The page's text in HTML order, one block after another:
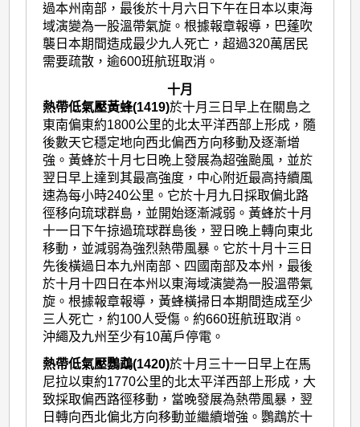
過本州南部，最後於十月六日下午在日本以東海
域演變為一股溫帶氣旋。根據報章報導，巴蓬吹
襲日本期間造成最少九人死亡，超過320萬居民
需要疏散，逾600班航班取消。
十月
熱帶低氣壓黃蜂(1419)於十月三日早上在關島之
東南偏東約1800公里的北太平洋西部上形成，隨
後數天它穩定地向西北偏西方向移動及逐漸增
強。黃蜂於十月七日晩上發展為超強颱風，並於
翌日早上達到其最高強度，中心附近最高持續風
速為每小時240公里。它於十月九日採取偏北路
徑移向琉球群島，並開始逐漸減弱。黃蜂於十月
十一日下午掠過琉球群島後，翌日晚上轉向東北
移動，並減弱為強烈熱帶風暴。它於十月十三日
先後橫過日本九州南部、四國南部及本州，最後
於十月十四日在本州以東海域演變為一股溫帶氣
旋。根據報章報導，黃蜂橫掃日本期間造成至少
三人死亡，約100人受傷。約660班航班取消。
沖繩及九州至少有10萬戶停電。
熱帶低氣壓鸚鵡(1420)於十月三十一日早上在馬
尼拉以東約1770公里的北太平洋西部上形成，大
致採取偏西路徑移動，當晚發展為熱帶風暴，翌
日轉向西北偏北方向移動並繼續增強。鸚鵡於十